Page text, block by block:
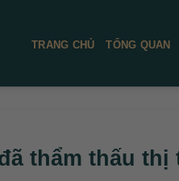
TRANG CHỦ TỔNG QUAN
thẩm thấu